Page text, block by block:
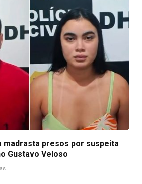
madrasta presos por suspeita
Gustavo Veloso